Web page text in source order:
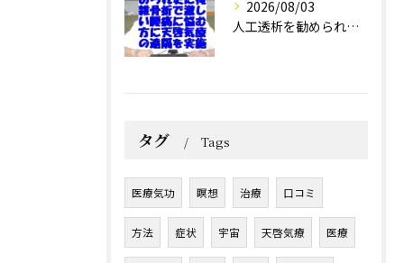
2026/08/03
人工透析を勧められ更に複雑骨折で激しい腰痛に悩む方に天啓気療の遠隔を実施
タグ Tags
医療気功 瞑想 治療 口コミ
方法 症状 宇宙 天啓気療 医療